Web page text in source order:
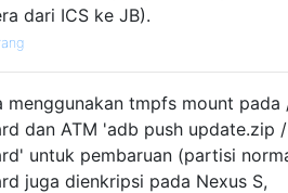
dari ICS ke JB).
menggunakan tmpfs mount pada
dan ATM 'adb push update.zip /
untuk pembaruan (partisi
juga dienkripsi pada Nexus S,